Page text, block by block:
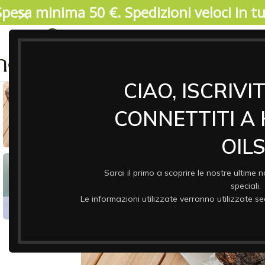
CIAO,
CONNETTITI A
Sarai il primo a scoprire le nostre ultime
speciali.
Le informazioni utilizzate verranno utilizzate
04/08/2026. IMPORTANTE, SI PREGA DI
17 agosto. Durante il periodo di chiusura il
riprenderanno a partire da lunedi 17/08.
minima 50 €. Spedizioni veloci in